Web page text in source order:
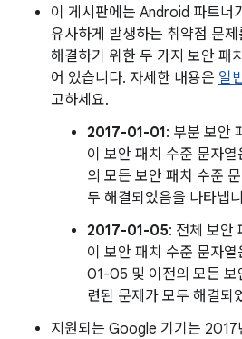
이 게시판에는 Android 파트너
유사하게 발생하는 취약점 문
해결하기 위한 두 가지 보안 패
어 있습니다. 자세한 내용은 일
고하세요.
2017-01-01: 부분 보안
이 보안 패치 수준 문자
의 모든 보안 패치 수준
두 해결되었음을 나타냅
2017-01-05: 전체 보안
이 보안 패치 수준 문자
01-05 및 이전의 모든 보
련된 문제가 모두 해결되
지원되는 Google 기기는 2017